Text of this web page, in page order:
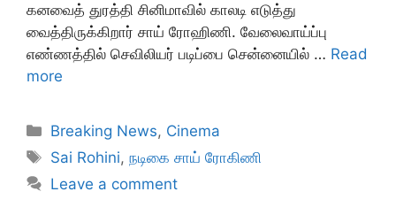
கனவைத் துரத்தி சினிமாவில் காலடி எடுத்து
வைத்திருக்கிறார் சாய் ரோஹிணி. வேலைவாய்ப்பு
எண்ணத்தில் செவிலியர் படிப்பை சென்னையில் … Read
more
Categories
Breaking News, Cinema
Tags
Sai Rohini,நடிகை சாய் ரோகிணி
Leave a comment